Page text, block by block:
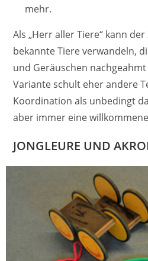
mehr.
Als „Herr aller Tiere“ kann
bekannte Tiere verwandeln,
und Geräuschen
Variante schult eher andere
Koordination als unbedingt
aber immer eine
JONGLEURE UND